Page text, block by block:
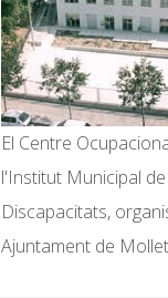
El Centre
l'Institut Municipal
Discapacitats,
Ajuntament de